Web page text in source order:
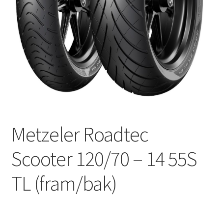
Metzeler Roadtec
Scooter 120/70 – 14 55S
TL (fram/bak)